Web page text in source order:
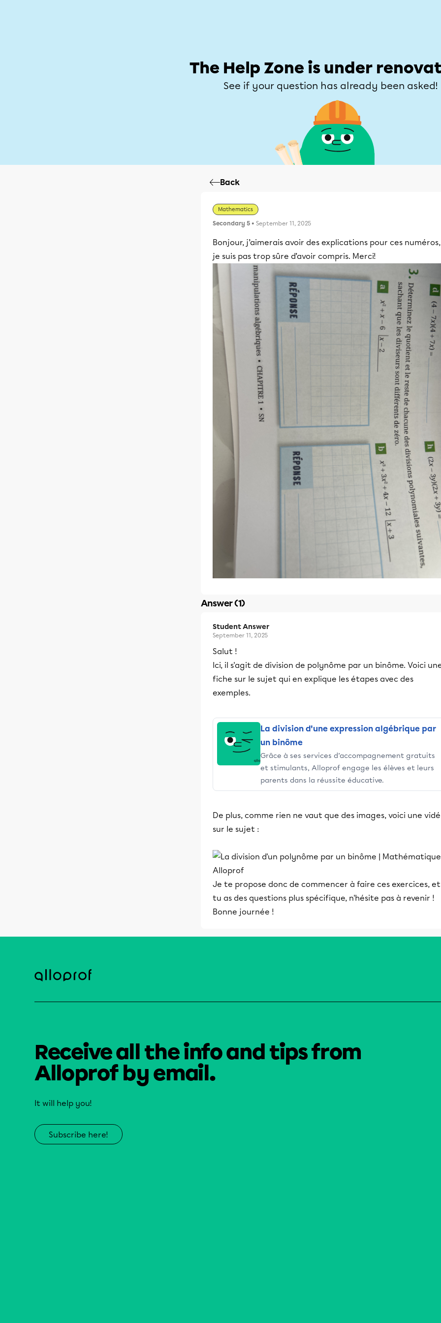
The Help Zone is under
See if your question has already been asked!
Back
Mathematics
Secondary 5 • September 11, 2025
Bonjour, j’aimerais avoir des explications pour ces numéros,
je suis pas trop sûre d’avoir compris. Merci!
Answer (1)
Student Answer
September 11, 2025
Salut !
Ici, il s'agit de division de polynôme par un binôme. Voici
fiche sur le sujet qui en explique les étapes avec des
exemples.
La division d'une expression algébrique par
un binôme
Grâce à ses services d’accompagnement gratuits
et stimulants, Alloprof engage les élèves et leurs
parents dans la réussite éducative.
De plus, comme rien ne vaut que des images, voici une
sur le sujet :
Je te propose donc de commencer à faire ces exercices, et
tu as des questions plus spécifique, n'hésite pas à revenir !
Bonne journée !
Receive all the info and tips from
Alloprof by email.
It will help you!
Subscribe here!